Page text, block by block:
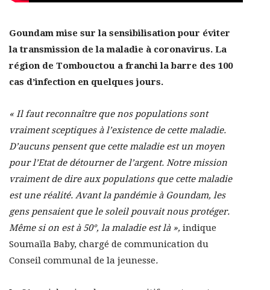
Goundam mise sur la sensibilisation pour éviter
la transmission de la maladie à coronavirus. La
région de Tombouctou a franchi la barre des 100
cas d’infection en quelques jours.
« Il faut reconnaître que nos populations sont
vraiment sceptiques à l’existence de cette maladie.
D’aucuns pensent que cette maladie est un moyen
pour l’Etat de détourner de l’argent. Notre mission
vraiment de dire aux populations que cette maladie
est une réalité. Avant la pandémie à Goundam, les
gens pensaient que le soleil pouvait nous protéger.
Même si on est à 50°, la maladie est là », indique
Soumaïla Baby, chargé de communication du
Conseil communal de la jeunesse.